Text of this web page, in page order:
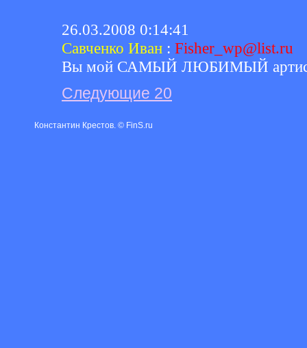
26.03.2008 0:14:41
Савченко Иван : Fisher_wp@list.ru
Вы мой САМЫЙ ЛЮБИМЫЙ
Следующие 20
Константин Крестов. © FinS.ru